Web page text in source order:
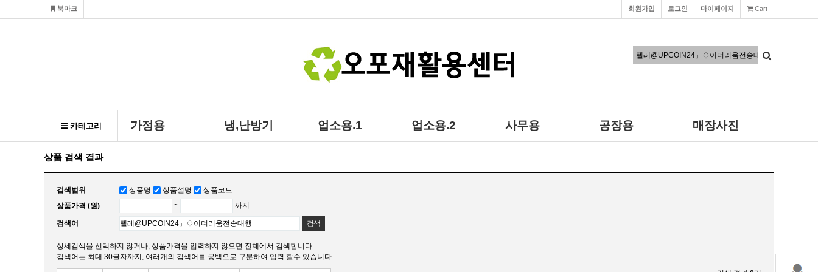
회원가입 로그인 마이페이지 Cart
북마크
카테고리 가정용 냉,난방기 업소용.1 업소용.2 사무용 공장용 매장사진
상품 검색 결과
검색범위 상품명 상품설명
상품코드
상품가격 (원)
~ 까지
검색어
상세검색을 선택하지 않거나, 상품가격을 입력하지 않으면 전체에서 검색합니다.
검색어는 최대 30글자까지, 여러개의 검색어를 공백으로 구분하여 입력 할수 있습니다.